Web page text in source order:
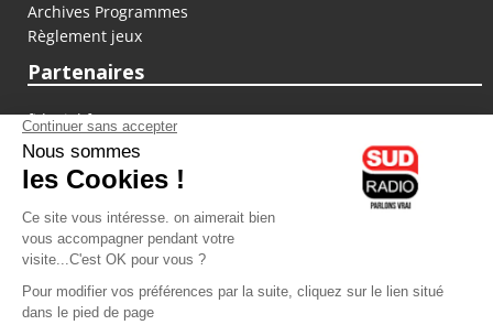
Archives Programmes
Règlement jeux
Partenaires
fiducial.fr
lyoncapitale.fr
olympique-et-lyonnais.com
L'application Iphone / Android
Téléchargez l'application